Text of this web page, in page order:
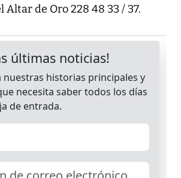
Altar de Oro 228 48 33 / 37.